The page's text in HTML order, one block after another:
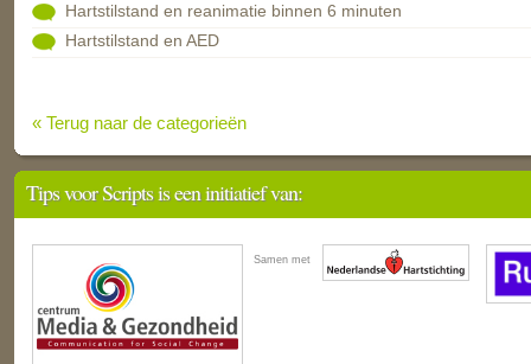
Hartstilstand en reanimatie binnen 6 minuten
Hartstilstand en AED
« Terug naar de categorieën
Tips voor Scripts is een initiatief van:
Samen met